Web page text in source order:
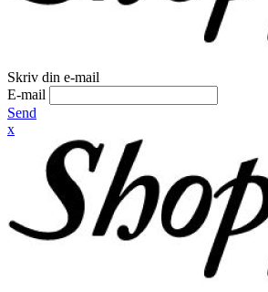
Skriv din e-mail
E-mail
Send
x